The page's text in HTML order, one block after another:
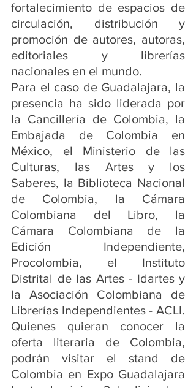
fortalecimiento de espacios de
circulación, distribución y
promoción de autores, autoras,
editoriales y librerías
nacionales en el mundo.
Para el caso de Guadalajara, la
presencia ha sido liderada por
la Cancillería de Colombia, la
Embajada de Colombia en
México, el Ministerio de las
Culturas, las Artes y los
Saberes, la Biblioteca Nacional
de Colombia, la Cámara
Colombiana del Libro, la
Cámara Colombiana de la
Edición Independiente,
Procolombia, el Instituto
Distrital de las Artes - Idartes y
la Asociación Colombiana de
Librerías Independientes - ACLI.
Quienes quieran conocer la
oferta literaria de Colombia,
podrán visitar el stand de
Colombia en Expo Guadalajara